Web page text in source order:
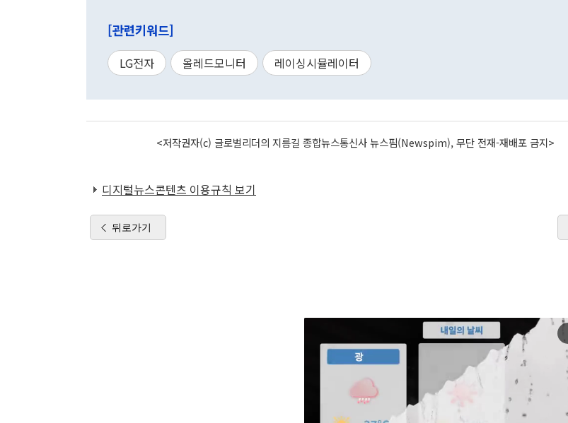
[관련키워드]
LG전자 올레드모니터 레이싱시뮬레이터
<저작권자(c) 글로벌리더의 지름길 종합뉴스통신사 뉴스핌(Newspim), 무단 전재-재배포 금지>
디지털뉴스콘텐츠 이용규칙 보기
뒤로가기